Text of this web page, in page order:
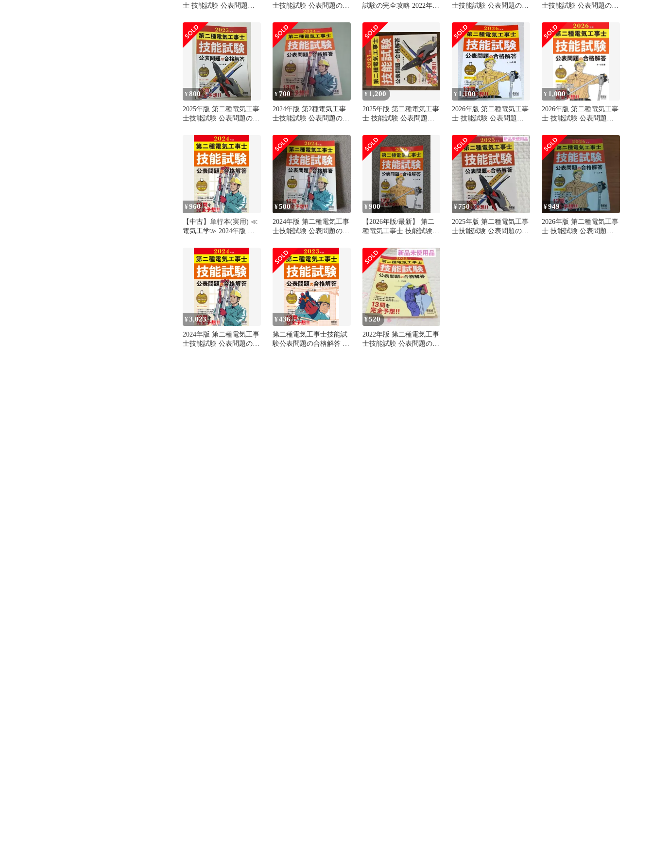
士 技能試験 公表問題の
士技能試験 公表問題の合
試験の完全攻略 2022年度
士技能試験 公表問題の合
士技能試験 公表問題の合
¥800
2025年版 第二種電気工事
士技能試験 公表問題の合
¥700
2024年版 第2種電気工事
士技能試験 公表問題の合
¥ 1,200
2025年版 第二種電気工事
士 技能試験 公表問題の
¥ 1,100
2026年版 第二種電気工事
士 技能試験 公表問題の
¥ 1,000
2026年版 第二種電気工事
士 技能試験 公表問題の
¥960
【中古】単行本(実用) ≪
電気工学≫ 2024年版 第
公表問題の合格解答
¥500
2024年版 第二種電気工事
士技能試験 公表問題の合
¥900
【2026年版/最新】 第二
種電気工事士 技能試験
¥ 750
2025年版 第二種電気工事
士技能試験 公表問題の合
¥949
2026年版 第二種電気工事
士 技能試験 公表問題の
¥3,023
2024年版 第二種電気工事
士技能試験 公表問題の合
¥436
第二種電気工事士技能試
験公表問題の合格解答 ２
¥520
2022年版 第二種電気工事
士技能試験 公表問題の合